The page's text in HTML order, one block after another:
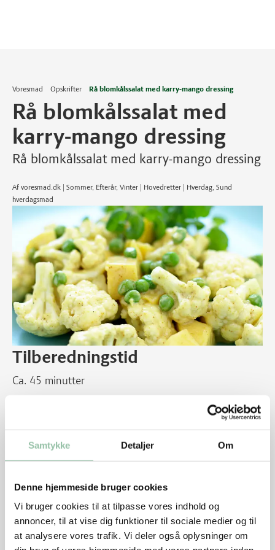
Samtykke Detaljer Om
Denne hjemmeside bruger cookies
Vi bruger cookies til at tilpasse vores indhold og
annoncer, til at vise dig funktioner til sociale medier og til
at analysere vores trafik. Vi deler også oplysninger om
Voresmad Opskrifter Rå blomkålssalat med karry-mango dressing
Rå blomkålssalat med
karry-mango dressing
Rå blomkålssalat med karry-mango dressing
Af voresmad.dk | Sommer, Efterår, Vinter | Hovedretter | Hverdag, Sund
hverdagsmad
Tilberedningstid
Ca. 45 minutter
4 personer
1 blomkålshoved
1 mango
3 dl drænet yoghurt, 10%
1 tsk karry
2 spsk mango-chutney